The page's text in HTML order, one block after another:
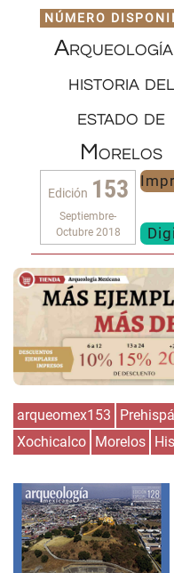
NÚMERO
historia del
estado de
Morelos
Edición 153
Septiembre-
Octubre 2018
arqueomex153
Xochicalco Morelos